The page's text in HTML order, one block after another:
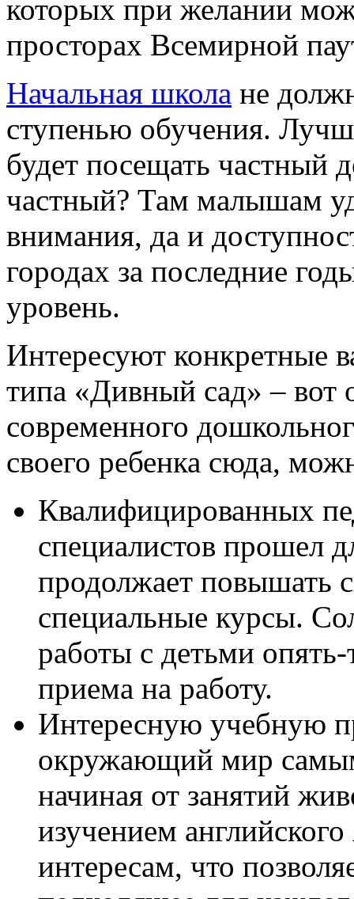
которых при желании
просторах Всемирной
Начальная школа не
ступенью обучения.
будет посещать частный
частный? Там малышам
внимания, да и
городах за последние
уровень.
Интересуют конкретные
типа «Дивный сад» – вот
современного
своего ребенка сюда,
Квалифицированных
специалистов прошел
продолжает повышать
специальные курсы.
работы с детьми опять-
приема на работу.
Интересную учебную
окружающий мир
начиная от занятий
изучением
интересам, что